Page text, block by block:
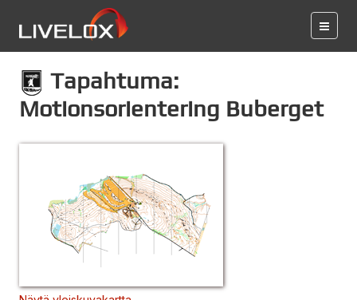
Tapahtuma:
Motionsorientering Buberget